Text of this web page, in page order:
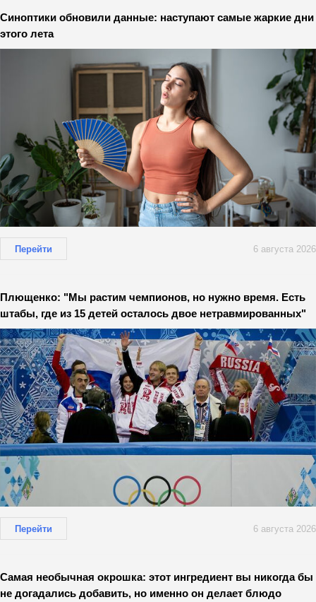
Синоптики обновили данные: наступают самые жаркие дни
этого лета
Перейти 6 августа 2026
Плющенко: "Мы растим чемпионов, но нужно время. Есть
штабы, где из 15 детей осталось двое нетравмированных"
Перейти 6 августа 2026
Самая необычная окрошка: этот ингредиент вы никогда бы
не догадались добавить, но именно он делает блюдо